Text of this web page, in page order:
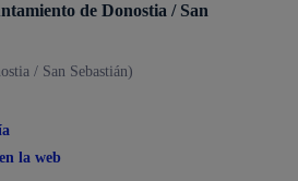
de Donostia / San
/ San Sebastián)
la web